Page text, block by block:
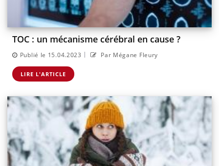
TOC : un mécanisme cérébral en cause ?
Publié le 15.04.2023 | Par Mégane Fleury
LIRE L'ARTICLE